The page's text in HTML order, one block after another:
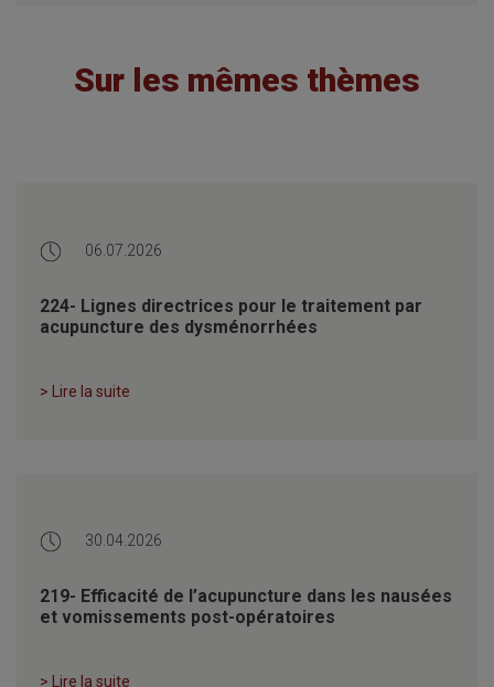
Sur les mêmes thèmes
06.07.2026
224- Lignes directrices pour le traitement par
acupuncture des dysménorrhées
> Lire la suite
30.04.2026
219- Efficacité de l’acupuncture dans les nausées
et vomissements post-opératoires
> Lire la suite